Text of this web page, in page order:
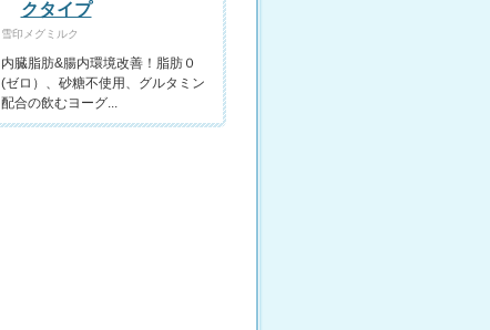
クタイプ
雪印メグミルク
内臓脂肪&腸内環境改善！脂肪０
(ゼロ）、砂糖不使用、グルタミン
配合の飲むヨーグ...